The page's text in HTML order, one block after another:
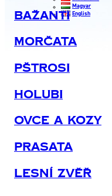
Magyar
English
Bažanti
Morčata
Pštrosi
Holubi
Ovce A Kozy
Prasata
Lesní Zvěř